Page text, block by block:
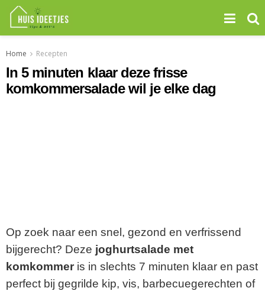
Home Recepten
In 5 minuten klaar deze frisse
komkommersalade wil je elke dag
Op zoek naar een snel, gezond en verfrissend
bijgerecht? Deze joghurtsalade met
komkommer is in slechts 7 minuten klaar en past
perfect bij gegrilde kip, vis, barbecuegerechten of